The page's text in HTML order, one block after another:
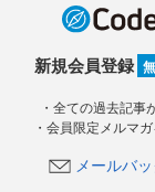
新規会員登録
・全ての過去記事
・会員限定メルマ
メールバ